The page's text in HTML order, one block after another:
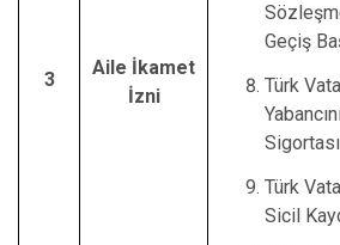
3
Aile İkamet
İzni
Geçiş
Türk
Sigortası
Türk
Sicil